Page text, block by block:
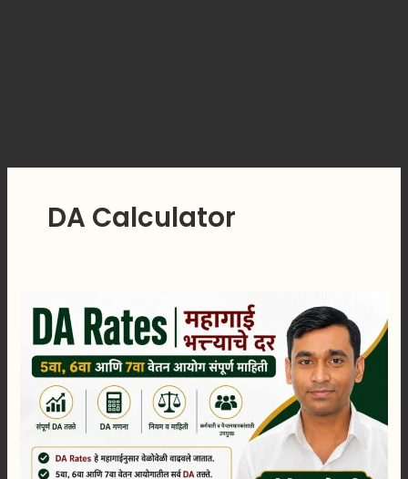
DA Calculator
Rates
महागाई
भत्त्याचे